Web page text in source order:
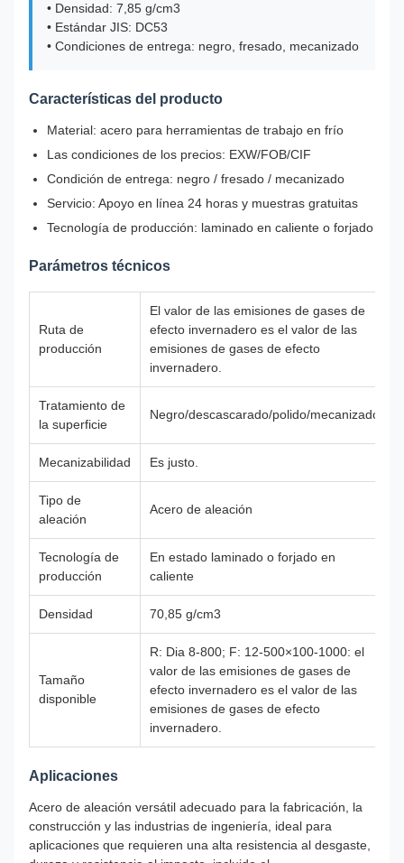
• Densidad: 7,85 g/cm3
• Estándar JIS: DC53
• Condiciones de entrega: negro, fresado, mecanizado
Características del producto
Material: acero para herramientas de trabajo en frío
Las condiciones de los precios: EXW/FOB/CIF
Condición de entrega: negro / fresado / mecanizado
Servicio: Apoyo en línea 24 horas y muestras gratuitas
Tecnología de producción: laminado en caliente o forjado
Parámetros técnicos
Ruta de
producción
El valor de las emisiones de gases de
efecto invernadero es el valor de las
emisiones de gases de efecto
invernadero.
Tratamiento de
la superficie
Negro/descascarado/polido/mecanizado
Mecanizabilidad Es justo.
Tipo de
aleación
Acero de aleación
Tecnología de
producción
En estado laminado o forjado en
caliente
Densidad 70,85 g/cm3
Tamaño
disponible
R: Dia 8-800; F: 12-500×100-1000: el
valor de las emisiones de gases de
efecto invernadero es el valor de las
emisiones de gases de efecto
invernadero.
Aplicaciones
Acero de aleación versátil adecuado para la fabricación, la
construcción y las industrias de ingeniería, ideal para
aplicaciones que requieren una alta resistencia al desgaste,